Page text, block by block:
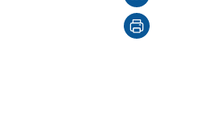
Imprimer